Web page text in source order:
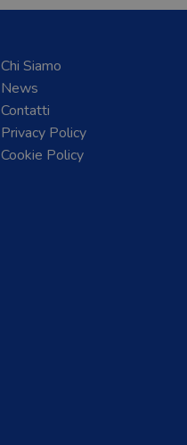
Chi Siamo
News
Contatti
Privacy Policy
Cookie Policy